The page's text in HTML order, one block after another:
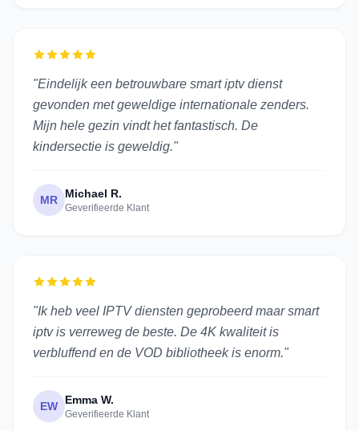
"Eindelijk een betrouwbare smart iptv dienst
gevonden met geweldige internationale zenders.
Mijn hele gezin vindt het fantastisch. De
kindersectie is geweldig."
MR Michael R.
Geverifieerde Klant
"Ik heb veel IPTV diensten geprobeerd maar smart
iptv is verreweg de beste. De 4K kwaliteit is
verbluffend en de VOD bibliotheek is enorm."
EW Emma W.
Geverifieerde Klant